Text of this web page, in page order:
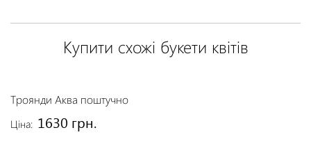
Купити схожі букети квітів
Троянди Аква поштучно
Ціна: 1630 грн.